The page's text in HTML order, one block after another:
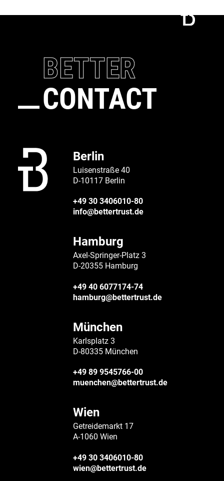
BETTER
CONTACT
Berlin
Luisenstraße 40
D-10117 Berlin
+49 30 3406010-80
info@bettertrust.de
Hamburg
Axel-Springer-Platz 3
D-20355 Hamburg
+49 40 6077174-74
hamburg@bettertrust.de
München
Karlsplatz 3
D-80335 München
+49 89 9545766-00
muenchen@bettertrust.de
Wien
Getreidemarkt 17
A-1060 Wien
+49 30 3406010-80
wien@bettertrust.de